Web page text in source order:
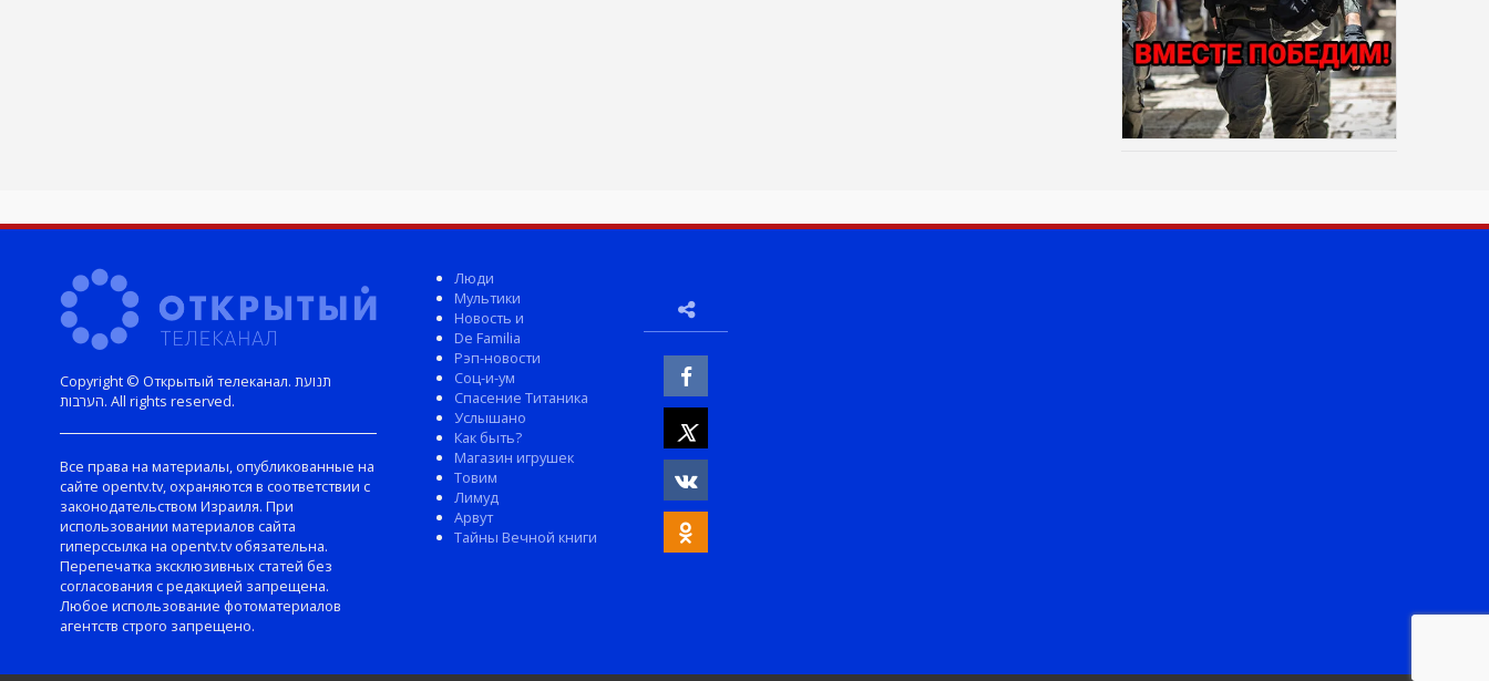
Copyright © Открытый телеканал. תנועת
הערבות. All rights reserved.
Все права на материалы, опубликованные на
сайте opentv.tv, охраняются в соответствии с
законодательством Израиля. При
использовании материалов сайта
гиперссылка на opentv.tv обязательна.
Перепечатка эксклюзивных статей без
согласования с редакцией запрещена.
Любое использование фотоматериалов
агентств строго запрещено.
Люди
Мультики
Новость и
De Familia
Рэп-новости
Соц-и-ум
Спасение Титаника
Услышано
Как быть?
Магазин игрушек
Товим
Лимуд
Арвут
Тайны Вечной книги